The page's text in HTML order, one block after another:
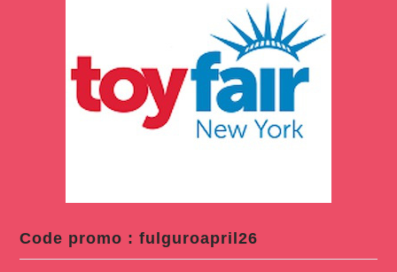
Code promo : fulguroapril26